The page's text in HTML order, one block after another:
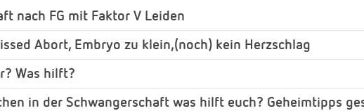
nach FG mit Faktor V Leiden
Abort, Embryo zu klein,(noch) kein Herzschlag
Was hilft?
in der Schwangerschaft was hilft euch? Geheimtipps